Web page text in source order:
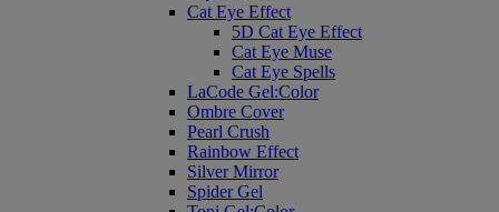
Cat Eye Effect
5D Cat Eye Effect
Cat Eye Muse
Cat Eye Spells
LaCode Gel:Color
Ombre Cover
Pearl Crush
Rainbow Effect
Silver Mirror
Spider Gel